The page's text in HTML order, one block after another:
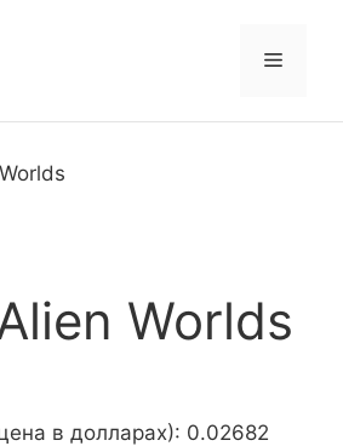
Меню
Worlds
в долларах): 0.02682